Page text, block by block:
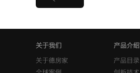
关于我们
关于德房家
产品介绍
产品目录